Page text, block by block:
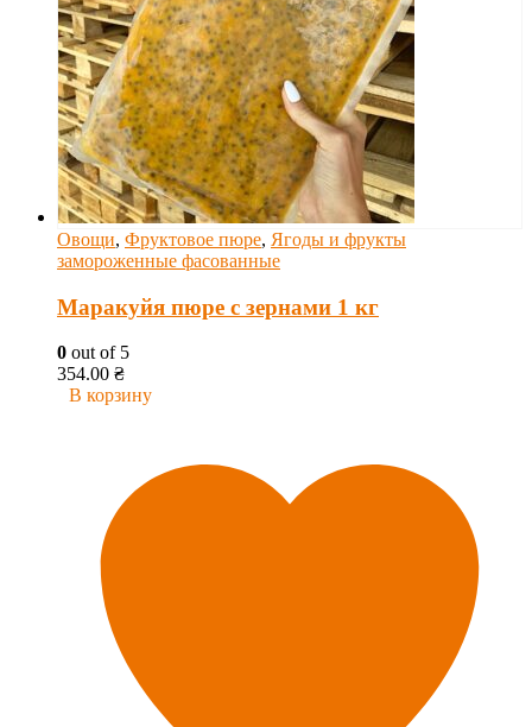
Овощи, Фруктовое пюре, Ягоды и фрукты
замороженные фасованные
Маракуйя пюре с зернами 1 кг
0 out of 5
354.00 ₴
В корзину